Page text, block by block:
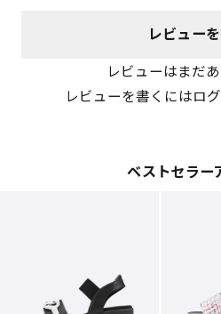
レビュー
レビューはまだあ
レビューを書くにはロ
ベストセラー